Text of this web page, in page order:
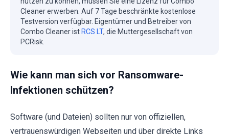
Cleaner erwerben. Auf 7 Tage beschränkte kostenlose
Testversion verfügbar. Eigentümer und Betreiber von
Combo Cleaner ist RCS LT, die Muttergesellschaft von
PCRisk.
Wie kann man sich vor Ransomware-
Infektionen schützen?
Software (und Dateien) sollten nur von offiziellen,
vertrauenswürdigen Webseiten und über direkte Links